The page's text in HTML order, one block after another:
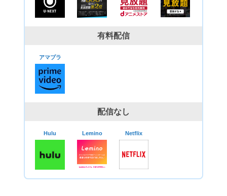
有料配信
アマプラ
配信なし
Hulu Lemino Netflix